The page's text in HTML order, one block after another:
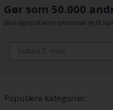
Gør som 50.000
Skriv dig op til vores nyhedsmail og få
Populære kategorier: